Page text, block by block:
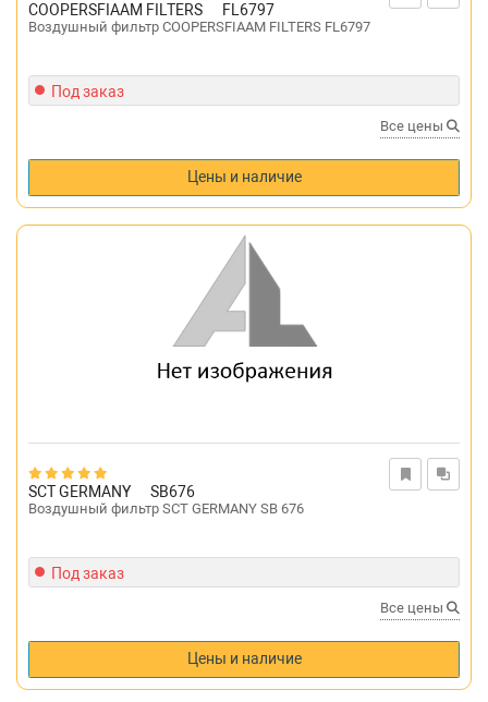
COOPERSFIAAM FILTERS FL6797
Воздушный фильтр COOPERSFIAAM FILTERS FL6797
Под заказ
Все цены
Цены и наличие
SCT GERMANY SB676
Воздушный фильтр SCT GERMANY SB 676
Под заказ
Все цены
Цены и наличие